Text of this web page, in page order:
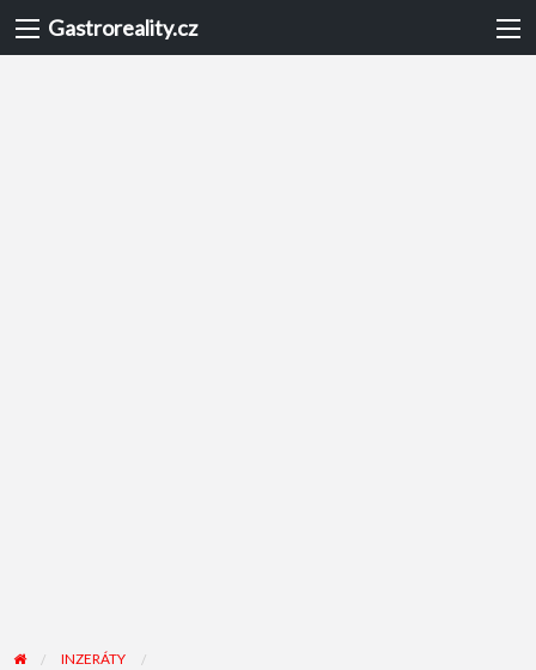
Gastroreality.cz
INZERÁTY